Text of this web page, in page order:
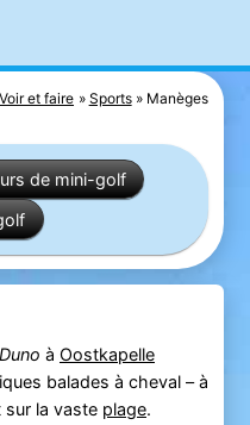
Voir et faire Sports Manèges
de mini-golf
Duno à Oostkapelle
balades à cheval – à
la vaste plage.